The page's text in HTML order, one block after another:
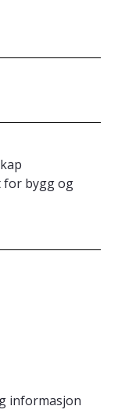
bygg og
informasjon